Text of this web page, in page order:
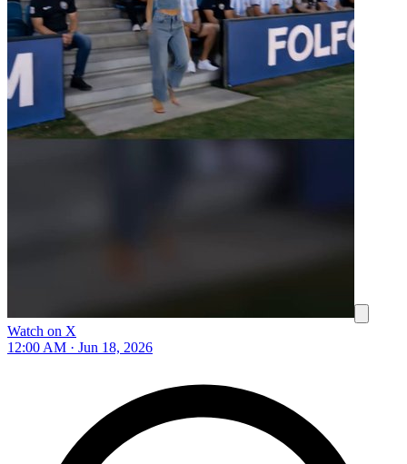
Watch on X
12:00 AM · Jun 18, 2026